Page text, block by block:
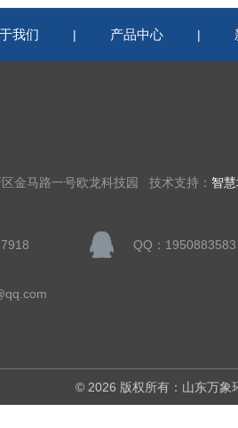
我们 | 产品中心 |
金马路一号欧龙科技园 技术支持： 智
QQ：1950883583
© 2026 版权所有：山东万